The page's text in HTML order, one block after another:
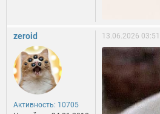
zeroid
Активность: 10705
13.06.2026 03:51